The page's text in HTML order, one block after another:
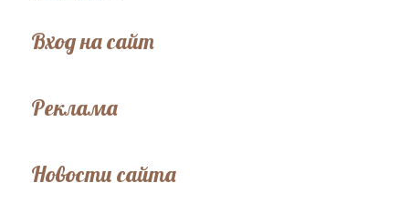
Вход на сайт
Реклама
Новости сайта